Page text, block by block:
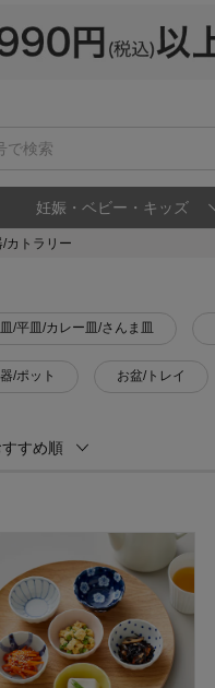
妊娠・ベビー・キッズ
/カトラリー
/平皿/カレー皿/さんま皿
/ポット お盆/トレイ
すすめ順